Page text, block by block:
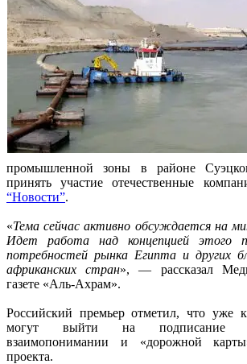
промышленной зоны в районе
принять участие отечественные
“Новости”.
«Тема сейчас активно обсуждается на
Идет работа над концепцией этого
потребностей рынка Египта и других
африканских стран», — рассказал
газете «Аль-Ахрам».
Российский премьер отметил, что уже
могут выйти на подписание
взаимопонимании и «дорожной
проекта.